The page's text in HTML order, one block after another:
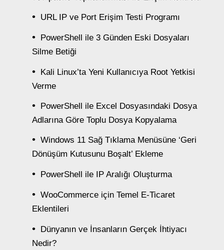
URL IP ve Port Erişim Testi Programı
PowerShell ile 3 Günden Eski Dosyaları
Silme Betiği
Kali Linux’ta Yeni Kullanıcıya Root Yetkisi
Verme
PowerShell ile Excel Dosyasındaki Dosya
Adlarına Göre Toplu Dosya Kopyalama
Windows 11 Sağ Tıklama Menüsüne ‘Geri
Dönüşüm Kutusunu Boşalt’ Ekleme
PowerShell ile IP Aralığı Oluşturma
WooCommerce için Temel E-Ticaret
Eklentileri
Dünyanın ve İnsanların Gerçek İhtiyacı
Nedir?